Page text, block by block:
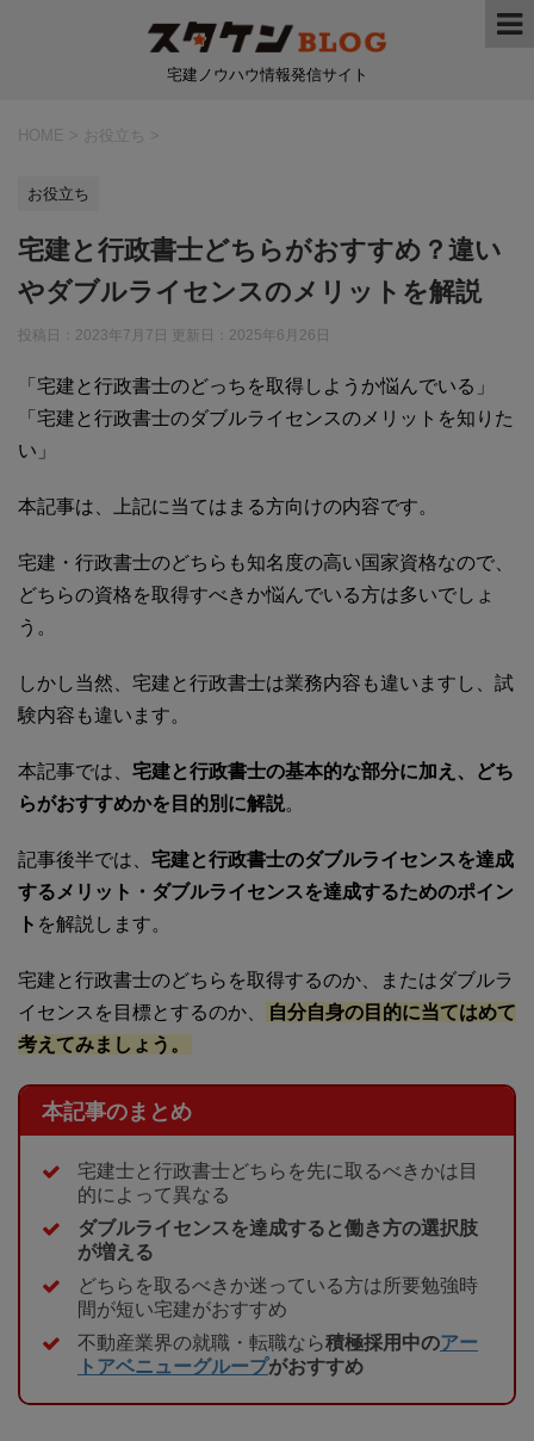
宅建ノウハウ情報発信サイト
HOME > お役立ち >
お役立ち
宅建と行政書士どちらがおすすめ？違い
やダブルライセンスのメリットを解説
投稿日：2023年7月7日 更新日： 2025年6月26日
「宅建と行政書士のどっちを取得しようか悩んでいる」
「宅建と行政書士のダブルライセンスのメリットを知りた
い」
本記事は、上記に当てはまる方向けの内容です。
宅建・行政書士のどちらも知名度の高い国家資格なので、
どちらの資格を取得すべきか悩んでいる方は多いでしょ
う。
しかし当然、宅建と行政書士は業務内容も違いますし、試
験内容も違います。
本記事では、 宅建と行政書士の基本的な部分に加え、どち
らがおすすめかを目的別に解説。
記事後半では、 宅建と行政書士のダブルライセンスを達成
するメリット・ダブルライセンスを達成するためのポイン
ト を解説します。
宅建と行政書士のどちらを取得するのか、またはダブルラ
イセンスを目標とするのか、
自分自身の目的に当てはめて
考えてみましょう。
本記事のまとめ
宅建士と行政書士どちらを先に取るべきかは目
的によって異なる
ダブルライセンスを達成すると働き方の選択肢
が増える
どちらを取るべきか迷っている方は所要勉強時
間が短い宅建がおすすめ
不動産業界の就職・転職なら積極採用中のアー
トアベニューグループがおすすめ